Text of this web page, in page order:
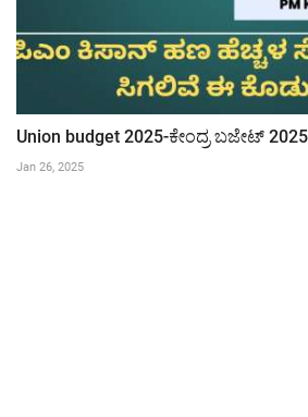
Union budget 2025-ಕೇಂದ್ರ ಬಜೇಟ್
Jan 26, 2025